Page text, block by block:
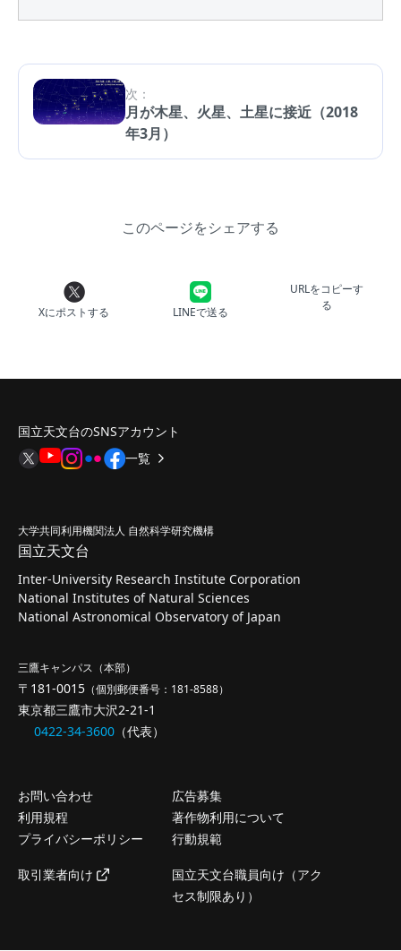
次：
月が木星、火星、土星に接近（2018
年3月）
このページをシェアする
Xにポストする LINEで送る
URLをコピーす
る
国立天文台のSNSアカウント
一覧
大学共同利用機関法人 自然科学研究機構
国立天文台
Inter-University Research Institute Corporation
National Institutes of Natural Sciences
National Astronomical Observatory of Japan
三鷹キャンパス（本部）
〒181-0015 （個別郵便番号：181-8588）
東京都三鷹市大沢2-21-1
0422-34-3600 （代表）
お問い合わせ
広告募集
利用規程
著作物利用について
プライバシーポリシー
行動規範
取引業者向け
国立天文台職員向け（アク
セス制限あり）